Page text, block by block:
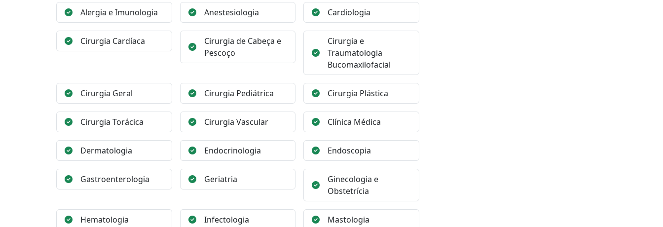
Alergia e Imunologia Anestesiologia Cardiologia
Cirurgia Cardíaca
Cirurgia de Cabeça e
Pescoço
Cirurgia e
Traumatologia
Bucomaxilofacial
Cirurgia Geral Cirurgia Pediátrica Cirurgia Plástica
Cirurgia Torácica Cirurgia Vascular Clínica Médica
Dermatologia Endocrinologia Endoscopia
Gastroenterologia Geriatria
Ginecologia e
Obstetrícia
Hematologia Infectologia Mastologia